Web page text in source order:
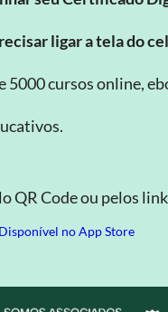
ligar a tela do
5000 cursos online,
QR Code ou pelos